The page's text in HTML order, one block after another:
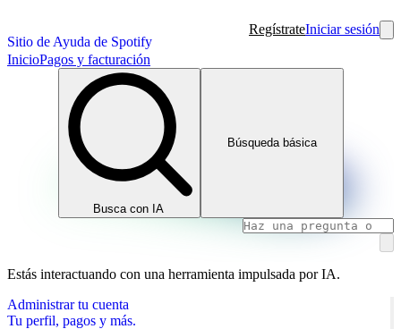
Sitio de Ayuda de Spotify
RegístrateIniciar sesión
InicioPagos y facturación
Busca con IA
Búsqueda básica
Estás interactuando con una herramienta impulsada por IA.
Administrar tu cuenta
Tu perfil, pagos y más.